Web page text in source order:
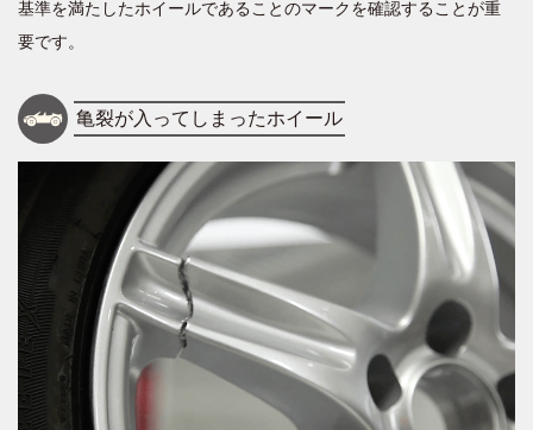
基準を満たしたホイールであることのマークを確認することが重
要です。
亀裂が入ってしまったホイール